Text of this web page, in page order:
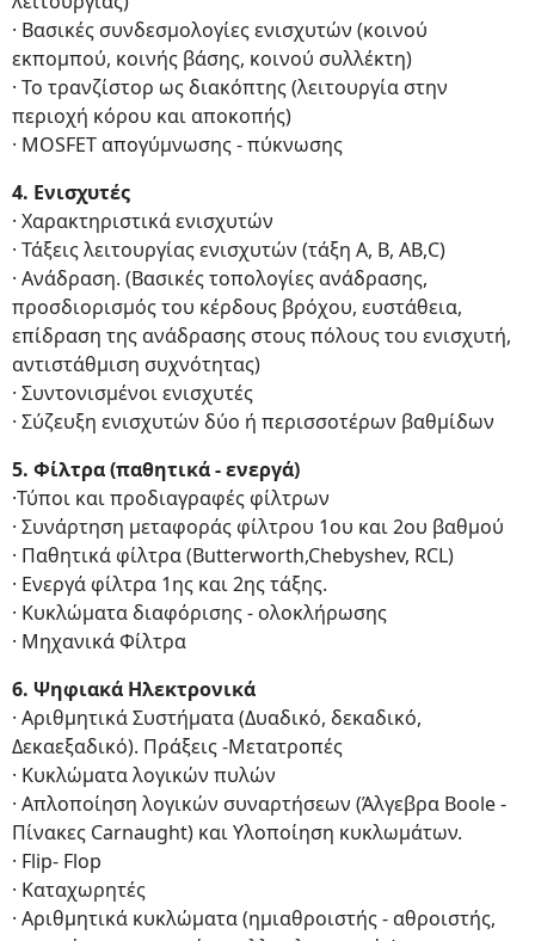
· Βασικές συνδεσμολογίες ενισχυτών (κοινού
εκπομπού, κοινής βάσης, κοινού συλλέκτη)
· Το τρανζίστορ ως διακόπτης (λειτουργία στην
περιοχή κόρου και αποκοπής)
· MOSFET απογύμνωσης - πύκνωσης
4. Ενισχυτές
· Χαρακτηριστικά ενισχυτών
· Τάξεις λειτουργίας ενισχυτών (τάξη Α, Β, ΑΒ,C)
· Ανάδραση. (Βασικές τοπολογίες ανάδρασης,
προσδιορισμός του κέρδους βρόχου, ευστάθεια,
επίδραση της ανάδρασης στους πόλους του ενισχυτή,
αντιστάθμιση συχνότητας)
· Συντονισμένοι ενισχυτές
· Σύζευξη ενισχυτών δύο ή περισσοτέρων βαθμίδων
5. Φίλτρα (παθητικά - ενεργά)
·Τύποι και προδιαγραφές φίλτρων
· Συνάρτηση μεταφοράς φίλτρου 1ου και 2ου βαθμού
· Παθητικά φίλτρα (Βutterworth,Chebyshev, RCL)
· Ενεργά φίλτρα 1ης και 2ης τάξης.
· Κυκλώματα διαφόρισης - ολοκλήρωσης
· Μηχανικά Φίλτρα
6. Ψηφιακά Ηλεκτρονικά
· Αριθμητικά Συστήματα (Δυαδικό, δεκαδικό,
Δεκαεξαδικό). Πράξεις -Μετατροπές
· Κυκλώματα λογικών πυλών
· Απλοποίηση λογικών συναρτήσεων (Άλγεβρα Boole -
Πίνακες Carnaught) και Υλοποίηση κυκλωμάτων.
· Flip- Flop
· Καταχωρητές
· Αριθμητικά κυκλώματα (ημιαθροιστής - αθροιστής,